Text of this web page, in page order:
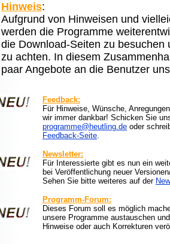
Hinweis:
Aufgrund von Hinweisen und
werden die Programme
die Download-Seiten zu
zu achten. In diesem
paar Angebote an die Benutzer
Feedback:
Für Hinweise, Wünsche,
wir immer dankbar! Schicken Sie
programme@heutling.de oder
Feedback-Seite.
Newsletter:
Für Interessierte gibt es nun ein
bei Veröffentlichung neuer
Sehen Sie bitte weiteres auf der
Programm-Forum:
Dieses Forum soll es möglich
unsere Programme austauschen
Hinweise oder auch Korrekturen